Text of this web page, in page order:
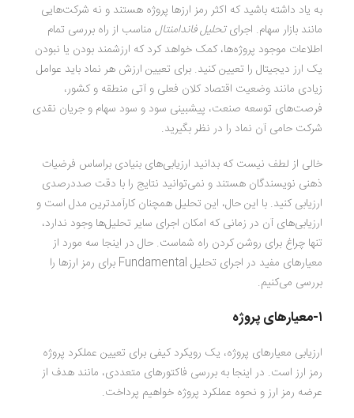
به یاد داشته باشید که اکثر رمز ارزها پروژه هستند و نه شرکت‌هایی
مانند بازار سهام. اجرای تحلیل فاندامنتال مناسب از راه بررسی تمام
اطلاعات موجود پروژه‌ها، کمک خواهد کرد که ارزشمند بودن یا نبودن
یک ارز دیجیتال را تعیین کنید. برای تعیین ارزش هر نماد باید عوامل
زیادی مانند وضعیت اقتصاد کلان فعلی و آتی منطقه و کشور،
فرصت‌های توسعه صنعت، پیش‎بینی سود و سود سهام و جریان نقدی
شرکت حامی آن نماد را در نظر بگیرید.
خالی از لطف نیست که بدانید ارزیابی‌های بنیادی براساس فرضیات
ذهنی نویسندگان هستند و نمی‌توانید نتایج را با دقت صددرصدی
ارزیابی کنید. با این‌ حال، این تحلیل همچنان کارآمدترین مدل است و
ارزیابی‌های آن در زمانی که امکان اجرای سایر تحلیل‌ها وجود ندارد،
تنها چراغ برای روشن کردن راه شماست. حال در اینجا سه مورد از
معیارهای مفید در اجرای تحلیل Fundamental برای رمز ارزها را
بررسی می‌کنیم.
۱-معیارهای پروژه
ارزیابی معیارهای پروژه، یک رویکرد کیفی برای تعیین عملکرد پروژه
رمز ارز است. در اینجا به بررسی فاکتورهای متعددی، مانند هدف از
عرضه رمز ارز و نحوه عملکرد پروژه خواهیم پرداخت.